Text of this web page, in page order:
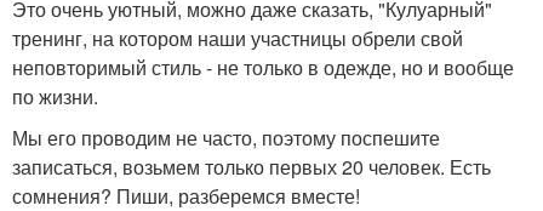
Это очень уютный, можно даже сказать, "Кулуарный"
тренинг, на котором наши участницы обрели свой
неповторимый стиль - не только в одежде, но и вообще
по жизни.
Мы его проводим не часто, поэтому поспешите
записаться, возьмем только первых 20 человек. Есть
сомнения? Пиши, разберемся вместе!